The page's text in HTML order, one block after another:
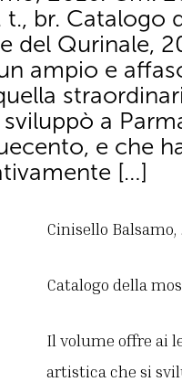
t., br. Catalogo
del Qurinale,
ampio e
a
e che
[…]
Cinisello Balsamo,
Catalogo della
Il volume offre ai
artistica che si